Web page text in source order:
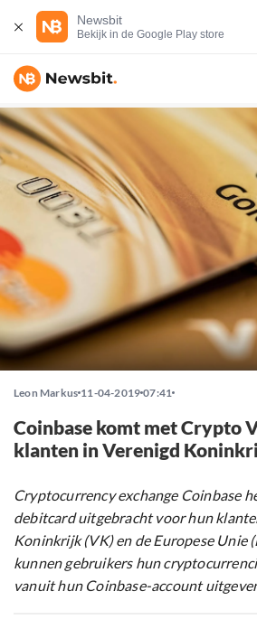
Newsbit
Bekijk in de Google Play store
Leon Markus 11-04-2019 07:41
Coinbase komt met Crypto
klanten in Verenigd
Cryptocurrency exchange Coinbase
debitcard uitgebracht voor hun
Koninkrijk (VK) en de Europese Unie
kunnen gebruikers hun
vanuit hun Coinbase-account